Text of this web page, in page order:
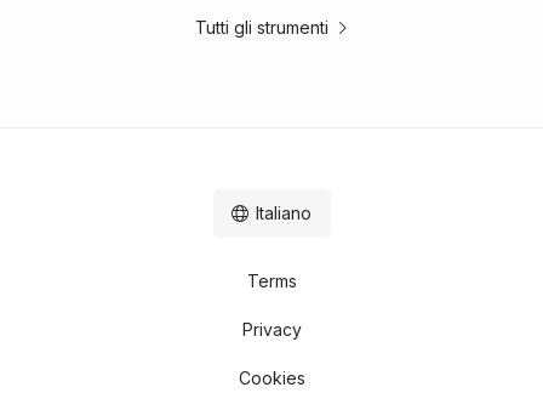
Tutti gli strumenti
Terms
Privacy
Cookies
Italiano